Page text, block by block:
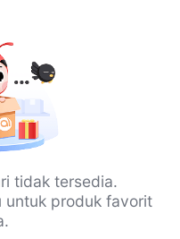
tidak tersedia.
untuk produk favorit